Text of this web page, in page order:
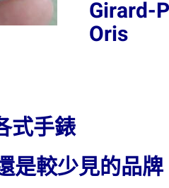
Girard-
Oris
式手錶
是較少見的品